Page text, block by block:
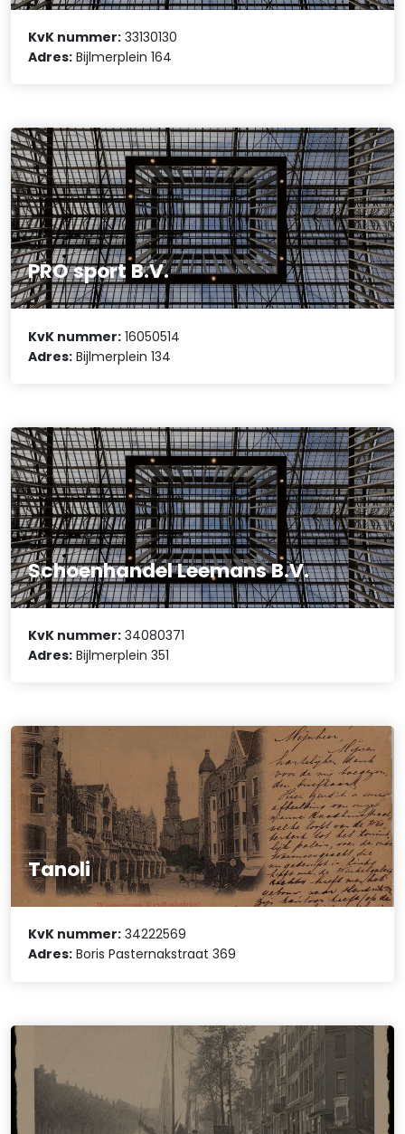
KvK nummer: 33130130
Adres: Bijlmerplein 164
PRO sport B.V.
KvK nummer: 16050514
Adres: Bijlmerplein 134
Schoenhandel Leemans B.V.
KvK nummer: 34080371
Adres: Bijlmerplein 351
Tanoli
KvK nummer: 34222569
Adres: Boris Pasternakstraat 369